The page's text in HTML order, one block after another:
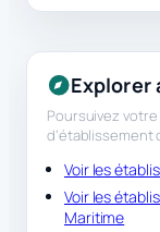
Explorer
Poursuivez
d’établissement
Voir les
Voir les
Maritime